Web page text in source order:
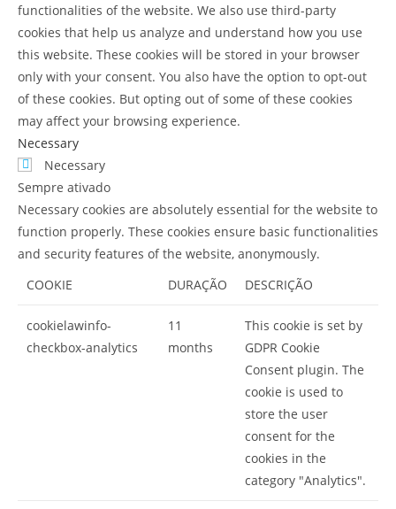
functionalities of the website. We also use third-party
cookies that help us analyze and understand how you use
this website. These cookies will be stored in your browser
only with your consent. You also have the option to opt-out
of these cookies. But opting out of some of these cookies
may affect your browsing experience.
Necessary
Necessary
Sempre ativado
Necessary cookies are absolutely essential for the website to
function properly. These cookies ensure basic functionalities
and security features of the website, anonymously.
COOKIE
DURAÇÃO DESCRIÇÃO
cookielawinfo-
checkbox-analytics
11
months
This cookie is set by
GDPR Cookie
Consent plugin. The
cookie is used to
store the user
consent for the
cookies in the
category "Analytics".